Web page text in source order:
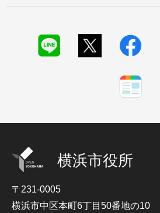
横浜市役所
〒231-0005
横浜市中区本町6丁目50番地の10